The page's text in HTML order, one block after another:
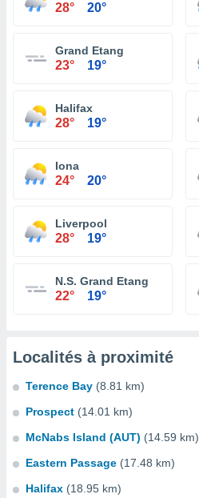
28° 20°
Grand Etang
23° 19°
Halifax
28° 19°
Iona
24° 20°
Liverpool
28° 19°
N.S. Grand Etang
22° 19°
Localités à proximité
Terence Bay (8.81 km)
Prospect (14.01 km)
McNabs Island (AUT) (14.59 km)
Eastern Passage (17.48 km)
Halifax (18.95 km)